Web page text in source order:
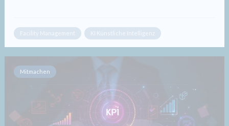
Facility Management KI Künstliche Intelligenz
Mitmachen